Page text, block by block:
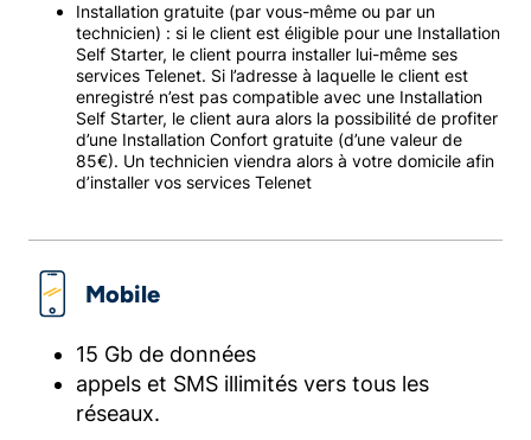
Installation gratuite (par vous-même ou par un
technicien) : si le client est éligible pour une Installation
Self Starter, le client pourra installer lui-même ses
services Telenet. Si l’adresse à laquelle le client est
enregistré n’est pas compatible avec une Installation
Self Starter, le client aura alors la possibilité de profiter
d’une Installation Confort gratuite (d’une valeur de
85€). Un technicien viendra alors à votre domicile afin
d’installer vos services Telenet
Mobile
15 Gb de données
appels et SMS illimités vers tous les
réseaux.